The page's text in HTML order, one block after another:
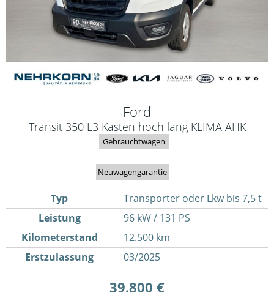
Ford
Transit 350 L3 Kasten hoch lang KLIMA AHK
Gebrauchtwagen
Neuwagengarantie
Typ
Transporter oder Lkw bis 7,5 t
Leistung
96 kW / 131 PS
Kilometerstand
12.500 km
Erstzulassung
03/2025
39.800 €